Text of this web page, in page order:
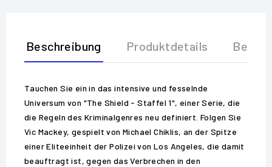
Beschreibung Produktdetails
Tauchen Sie ein in das intensive und fesselnde
Universum von "The Shield - Staffel 1", einer Serie, die
die Regeln des Kriminalgenres neu definiert. Folgen Sie
Vic Mackey, gespielt von Michael Chiklis, an der Spitze
einer Eliteeinheit der Polizei von Los Angeles, die damit
beauftragt ist, gegen das Verbrechen in den